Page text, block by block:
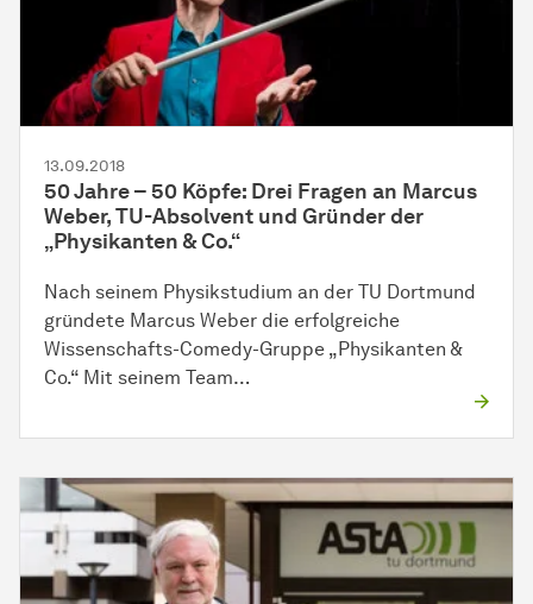
13.09.2018
50 Jahre – 50 Köpfe: Drei Fragen an Marcus
Weber, TU-Absolvent und Gründer der
„Physikanten & Co.“
Nach seinem Physikstudium an der TU Dortmund
gründete Marcus Weber die erfolgreiche
Wissenschafts-Comedy-Gruppe „Physikanten &
Co.“ Mit seinem Team…